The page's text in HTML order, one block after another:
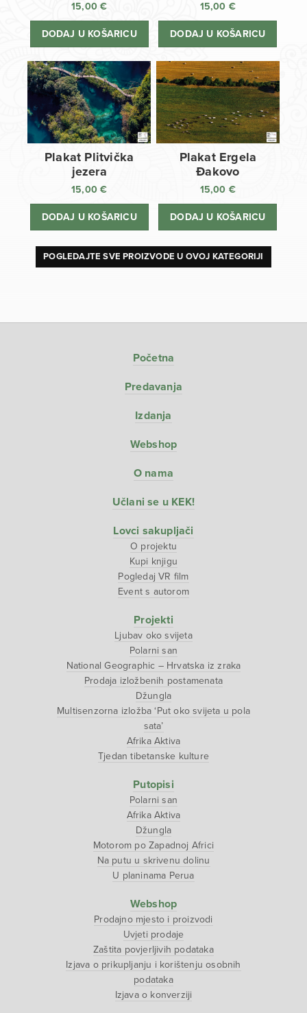
15,00€
DODAJ U KOŠARICU
15,00 €
DODAJ U KOŠARICU
Plakat Plitvička
jezera
15,00€
DODAJ U KOŠARICU
Plakat Ergela
Đakovo
15,00 €
DODAJ U KOŠARICU
POGLEDAJTE SVE PROIZVODE U OVOJ KATEGORIJI
Početna
Predavanja
Izdanja
Webshop
O nama
Učlani se u KEK!
Lovci sakupljači
O projektu
Kupi knjigu
Pogledaj VR film
Event s autorom
Projekti
Ljubav oko svijeta
Polarni san
National Geographic – Hrvatska iz zraka
Prodaja izložbenih postamenata
Džungla
Multisenzorna izložba ‘Put oko svijeta u pola
sata’
Afrika Aktiva
Tjedan tibetanske kulture
Putopisi
Polarni san
Afrika Aktiva
Džungla
Motorom po Zapadnoj Africi
Na putu u skrivenu dolinu
U planinama Perua
Webshop
Prodajno mjesto i proizvodi
Uvjeti prodaje
Zaštita povjerljivih podataka
Izjava o prikupljanju i korištenju osobnih
podataka
Izjava o konverziji